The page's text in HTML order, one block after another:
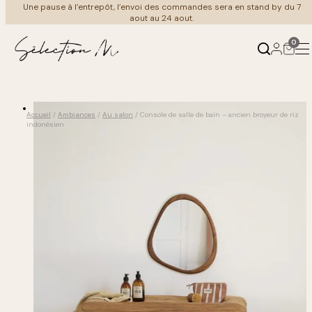
Aller
au
contenu
Une pause à l’entrepôt, l’envoi des commandes sera en stand by du 7
0
Produits
Meuble Vintage
Cuisine & art de la table
Ambiances
Au bain
Accueil / Ambiances / Au salon / Console de salle de bain – ancien broyeur de riz
indonésien